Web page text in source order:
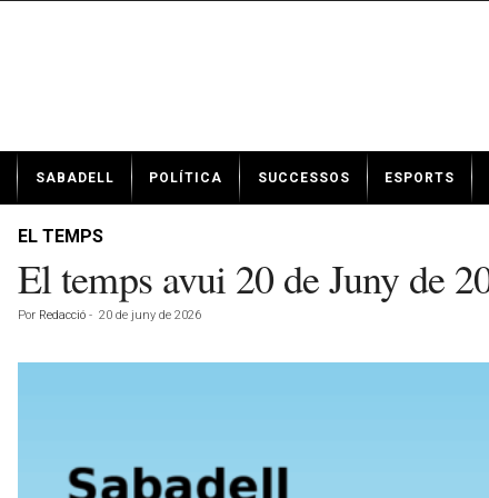
t
SABADELL POLÍTICA SUCCESSOS ESPORTS
EL TEMPS
El temps avui 20 de Juny de
Por Redacció - 20 de juny de 2026